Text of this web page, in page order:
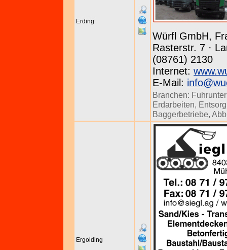
Erding
Würfl GmbH,
Rasterstr. 7 ·
(08761) 2130
Internet:
E-Mail:
Branchen:
Erdarbeiten,
Baggerbetriebe,
Ergolding